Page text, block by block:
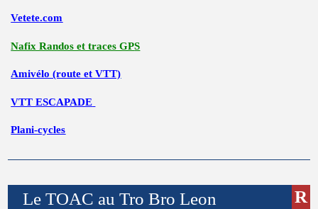
Vetete.com
Nafix Randos et traces GPS
Amivélo (route et VTT)
VTT ESCAPADE
Plani-cycles
Le TOAC au Tro Bro Leon